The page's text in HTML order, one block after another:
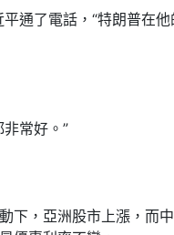
通了電話，“特朗普在他
常好。”
下，亞洲股市上漲，而